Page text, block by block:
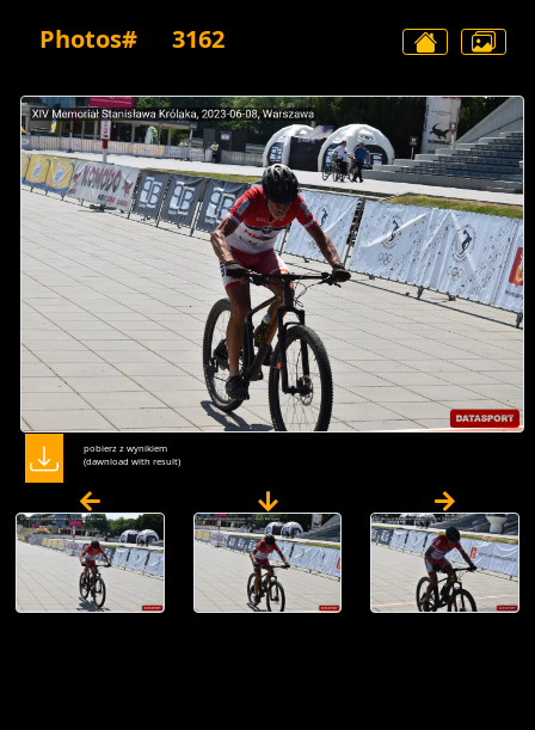
Photos# 3162
pobierz z wynikiem
(dawnload with result)